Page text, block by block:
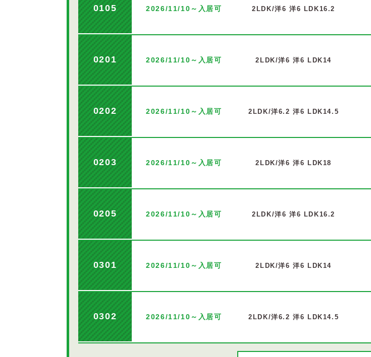
0105 2026/11/10～入居可 2LDK/洋6 洋6 LDK16.2
0201 2026/11/10～入居可 2LDK/洋6 洋6 LDK14
0202 2026/11/10～入居可 2LDK/洋6.2 洋6 LDK14.5
0203 2026/11/10～入居可 2LDK/洋6 洋6 LDK18
0205 2026/11/10～入居可 2LDK/洋6 洋6 LDK16.2
0301 2026/11/10～入居可 2LDK/洋6 洋6 LDK14
0302 2026/11/10～入居可 2LDK/洋6.2 洋6 LDK14.5